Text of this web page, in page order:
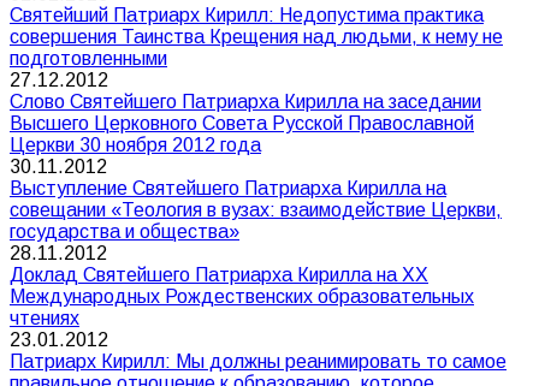
Святейший Патриарх Кирилл: Недопустима практика
совершения Таинства Крещения над людьми, к нему не
подготовленными
27.12.2012
Слово Святейшего Патриарха Кирилла на заседании
Высшего Церковного Совета Русской Православной
Церкви 30 ноября 2012 года
30.11.2012
Выступление Святейшего Патриарха Кирилла на
совещании «Теология в вузах: взаимодействие Церкви,
государства и общества»
28.11.2012
Доклад Святейшего Патриарха Кирилла на XX
Международных Рождественских образовательных
чтениях
23.01.2012
Патриарх Кирилл: Мы должны реанимировать то самое